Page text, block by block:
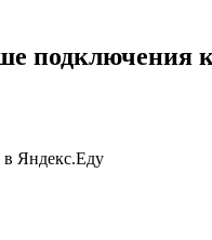
подключения